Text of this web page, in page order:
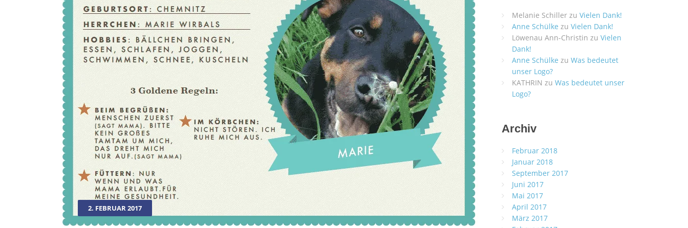
2. FEBRUAR 2017
Melanie Schillerzu Vielen Dank!
Anne Schülke zu Vielen Dank!
Löwenau Ann-Christin zu Vielen
Dank!
Anne Schülke zu Was bedeutet
unser Logo?
KATHRIN zu Was bedeutet unser
Logo?
Archiv
Februar 2018
Januar 2018
September 2017
Juni 2017
Mai 2017
April 2017
März 2017